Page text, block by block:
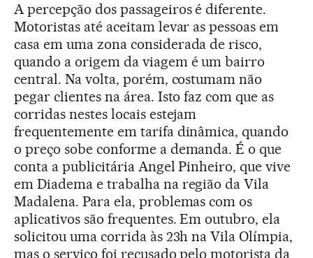
A percepção dos passageiros é diferente.
Motoristas até aceitam levar as pessoas em
casa em uma zona considerada de risco,
quando a origem da viagem é um bairro
central. Na volta, porém, costumam não
pegar clientes na área. Isto faz com que as
corridas nestes locais estejam
frequentemente em tarifa dinâmica, quando
o preço sobe conforme a demanda. É o que
conta a publicitária Angel Pinheiro, que vive
em Diadema e trabalha na região da Vila
Madalena. Para ela, problemas com os
aplicativos são frequentes. Em outubro, ela
solicitou uma corrida às 23h na Vila Olímpia,
mas o serviço foi recusado pelo motorista da